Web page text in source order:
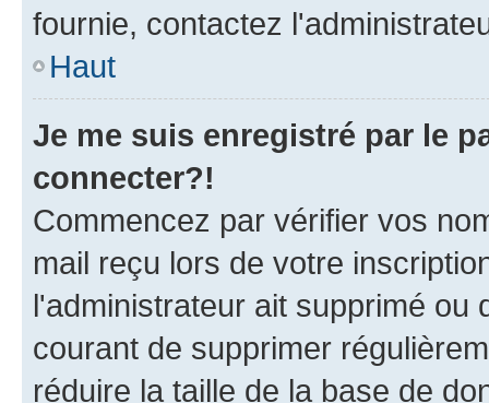
fournie, contactez
Haut
Je me suis enregistré par le
connecter?!
Commencez par vérifier vos
mail reçu lors de votre
l'administrateur ait supprimé ou
courant de supprimer
réduire la taille de la base de